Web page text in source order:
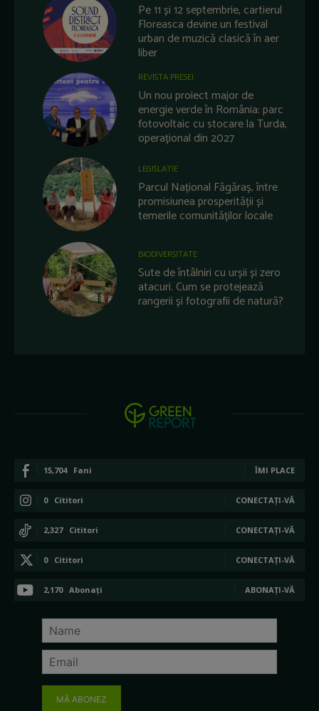
Pe 11 și 12 septembrie, cartierul
Floreasca devine un festival
urban de muzică clasică în aer
liber
REVISTA PRESEI
Un nou proiect major de
energie verde în România: parc
fotovoltaic cu stocare la Turda,
operațional din 2027
LEGISLATIE
Parcul Național Făgăraș, între
promisiunea prosperității și
temerile comunităților locale
BIODIVERSITATE
Sute de întâlniri cu urșii și zero
atacuri. Cum se protejează
rangerii și fotografii de natură?
15,704 Fani ÎMI PLACE
0 Cititori CONECTAȚI-VĂ
2,327 Cititori CONECTAȚI-VĂ
0 Cititori CONECTAȚI-VĂ
2,170 Abonați ABONAȚI-VĂ
MĂ ABONEZ